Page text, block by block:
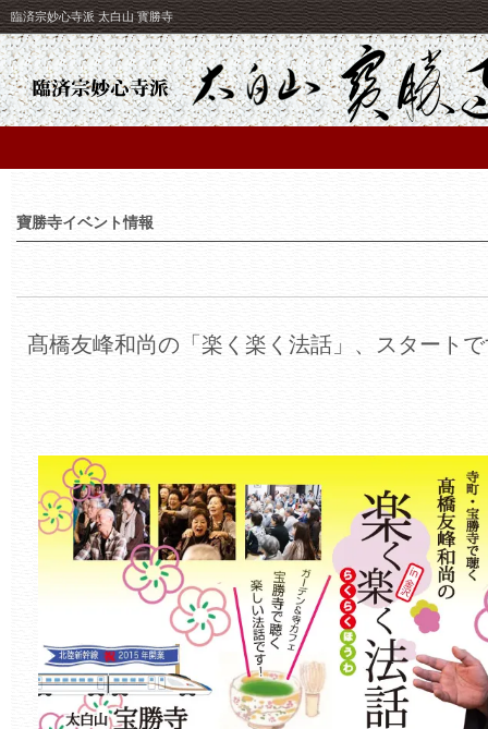
臨済宗妙心寺派 太白山 寳勝寺
寶勝寺イベント情報
髙橋友峰和尚の「楽く楽く法話」、スタート